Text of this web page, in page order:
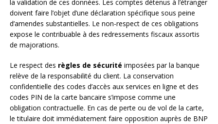
la validation de ces données. Les comptes détenus à l’étranger
doivent faire l’objet d’une déclaration spécifique sous peine
d’amendes substantielles. Le non-respect de ces obligations
expose le contribuable à des redressements fiscaux assortis
de majorations.
Le respect des règles de sécurité imposées par la banque
relève de la responsabilité du client. La conservation
confidentielle des codes d’accès aux services en ligne et des
codes PIN de la carte bancaire s’impose comme une
obligation contractuelle. En cas de perte ou de vol de la carte,
le titulaire doit immédiatement faire opposition auprès de BNP